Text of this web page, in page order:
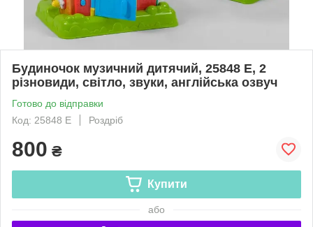
Будиночок музичний дитячий, 25848 E, 2
різновиди, світло, звуки, англійська озвуч
Готово до відправки
Код: 25848 E
Роздріб
800 ₴
Купити
або